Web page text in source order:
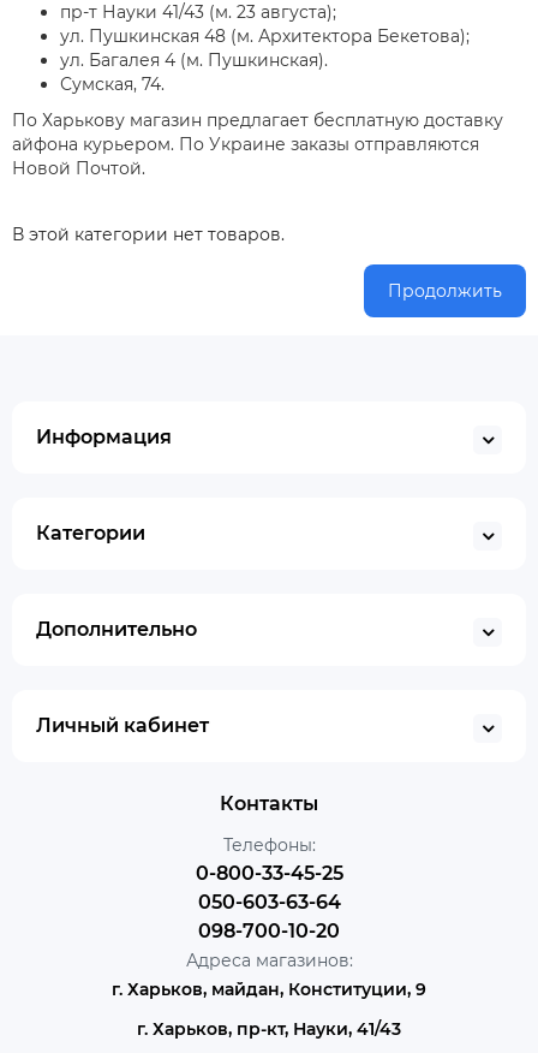
пр-т Науки 41/43 (м. 23 августа);
ул. Пушкинская 48 (м. Архитектора Бекетова);
ул. Багалея 4 (м. Пушкинская).
Сумская, 74.
По Харькову магазин предлагает бесплатную доставку
айфона курьером. По Украине заказы отправляются
Новой Почтой.
В этой категории нет товаров.
Продолжить
Информация
Категории
Дополнительно
Личный кабинет
Контакты
Телефоны:
0-800-33-45-25
050-603-63-64
098-700-10-20
Адреса магазинов:
г. Харьков, майдан, Конституции, 9
г. Харьков, пр-кт, Науки, 41/43